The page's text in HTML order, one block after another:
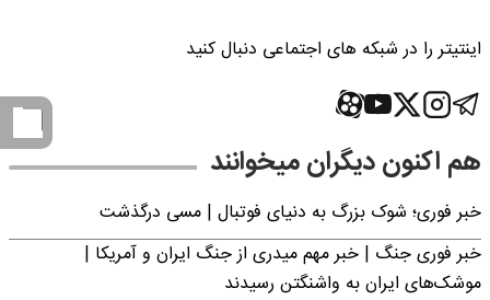
اینتیتر را در شبکه های اجتماعی دنبال کنید
هم اکنون دیگران میخوانند
خبر فوری؛‌ شوک بزرگ به دنیای فوتبال | مسی درگذشت
خبر فوری جنگ | خبر مهم میدری از جنگ ایران و آمریکا |
موشک‌های ایران به واشنگتن رسیدند